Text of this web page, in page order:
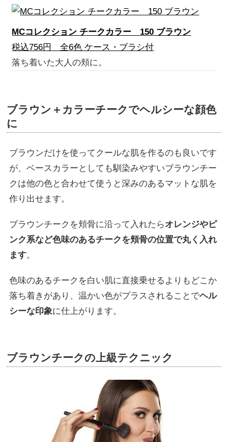
MCコレクション チークカラー 150 ブラウン
税込756円 全6色 ケース・ブラシ付
落ち着いた大人の頬に。
ブラウン＋カラーチークでヘルシーな顔色
に
ブラウンだけを使ってクールな肌を作るのも良いです
が、ベースカラーとしても馴染みやすいブラウンチー
クは他の色と合わせて使うと深みのあるマットな肌を
作り出せます。
ブラウンチークを頬骨に沿って入れたらオレンジやピ
ンク系など色味のあるチークを頬骨の位置で丸く入れ
ます。
色味のあるチークを白い肌に直接乗せるよりもどこか
落ち着きがあり、温かい色がプラスされることでヘル
シーな印象に仕上がります。
ブラウンチークの上級テクニック